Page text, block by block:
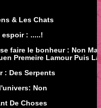
& Les Chats
espoir : .....!
faire le bonheur : Non
Premeire Lamour Puis
: Des Serpents
Non
De Choses